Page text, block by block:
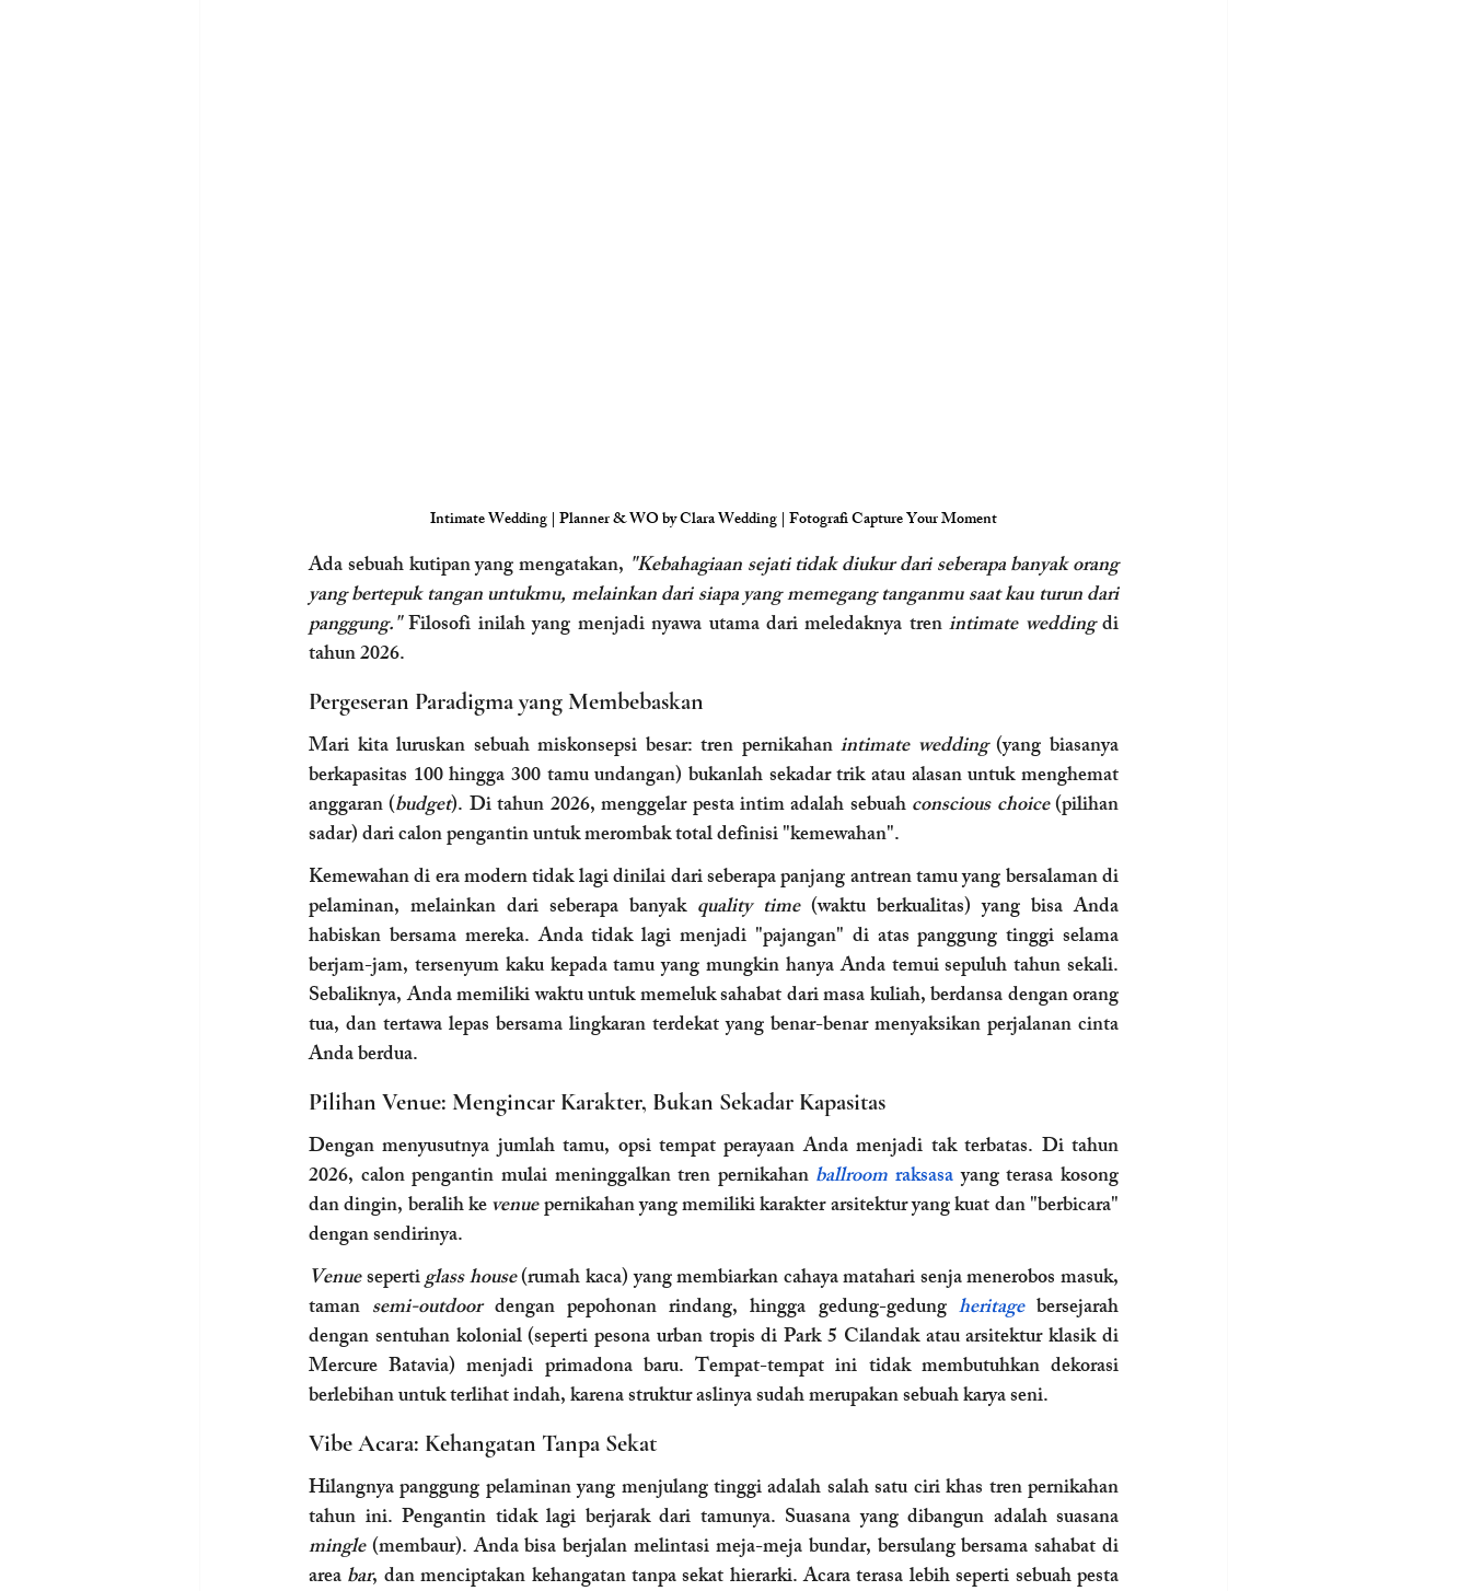
Intimate Wedding | Planner & WO by Clara Wedding | Fotografi Capture Your Moment
Ada sebuah kutipan yang mengatakan, "Kebahagiaan sejati tidak diukur dari seberapa banyak orang
yang bertepuk tangan untukmu, melainkan dari siapa yang memegang tanganmu saat kau turun dari
panggung." Filosofi inilah yang menjadi nyawa utama dari meledaknya tren intimate wedding di
tahun 2026.
Pergeseran Paradigma yang Membebaskan
Mari kita luruskan sebuah miskonsepsi besar: tren pernikahan intimate wedding (yang biasanya
berkapasitas 100 hingga 300 tamu undangan) bukanlah sekadar trik atau alasan untuk menghemat
anggaran (budget). Di tahun 2026, menggelar pesta intim adalah sebuah conscious choice (pilihan
sadar) dari calon pengantin untuk merombak total definisi "kemewahan".
Kemewahan di era modern tidak lagi dinilai dari seberapa panjang antrean tamu yang bersalaman di
pelaminan, melainkan dari seberapa banyak quality time (waktu berkualitas) yang bisa Anda
habiskan bersama mereka. Anda tidak lagi menjadi "pajangan" di atas panggung tinggi selama
berjam-jam, tersenyum kaku kepada tamu yang mungkin hanya Anda temui sepuluh tahun sekali.
Sebaliknya, Anda memiliki waktu untuk memeluk sahabat dari masa kuliah, berdansa dengan orang
tua, dan tertawa lepas bersama lingkaran terdekat yang benar-benar menyaksikan perjalanan cinta
Anda berdua.
Pilihan Venue: Mengincar Karakter, Bukan Sekadar Kapasitas
Dengan menyusutnya jumlah tamu, opsi tempat perayaan Anda menjadi tak terbatas. Di tahun
2026, calon pengantin mulai meninggalkan tren pernikahan ballroom raksasa yang terasa kosong
dan dingin, beralih ke venue pernikahan yang memiliki karakter arsitektur yang kuat dan "berbicara"
dengan sendirinya.
Venue seperti glass house (rumah kaca) yang membiarkan cahaya matahari senja menerobos masuk,
taman semi-outdoor dengan pepohonan rindang, hingga gedung-gedung heritage bersejarah
dengan sentuhan kolonial (seperti pesona urban tropis di Park 5 Cilandak atau arsitektur klasik di
Mercure Batavia) menjadi primadona baru. Tempat-tempat ini tidak membutuhkan dekorasi
berlebihan untuk terlihat indah, karena struktur aslinya sudah merupakan sebuah karya seni.
Vibe Acara: Kehangatan Tanpa Sekat
Hilangnya panggung pelaminan yang menjulang tinggi adalah salah satu ciri khas tren pernikahan
mingle (membaur). Anda bisa berjalan melintasi meja-meja bundar, bersulang bersama sahabat di
area bar, dan menciptakan kehangatan tanpa sekat hierarki. Acara terasa lebih seperti sebuah pesta